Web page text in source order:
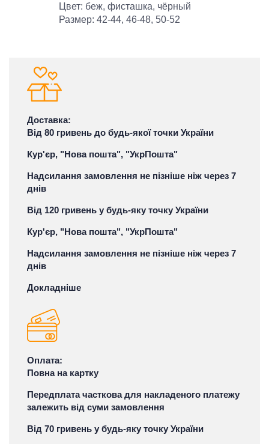
Цвет: беж, фисташка, чёрный
Размер: 42-44, 46-48, 50-52
Доставка:
Від 80 гривень до будь-якої точки України
Кур'єр, "Нова пошта", "УкрПошта"
Надсилання замовлення не пізніше ніж через 7
днів
Від 120 гривень у будь-яку точку України
Кур'єр, "Нова пошта", "УкрПошта"
Надсилання замовлення не пізніше ніж через 7
днів
Докладніше
Оплата:
Повна на картку
Передплата часткова для накладеного платежу
залежить від суми замовлення
Від 70 гривень у будь-яку точку України